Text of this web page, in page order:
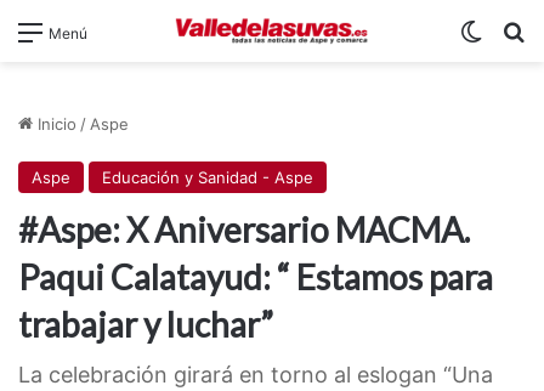
Menú
Inicio / Aspe
Aspe Educación y Sanidad - Aspe
#Aspe: X Aniversario MACMA.
Paqui Calatayud: “ Estamos para
trabajar y luchar”
La celebración girará en torno al eslogan “Una